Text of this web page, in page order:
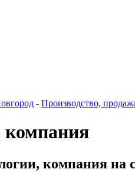
- Производство,
компания
компания